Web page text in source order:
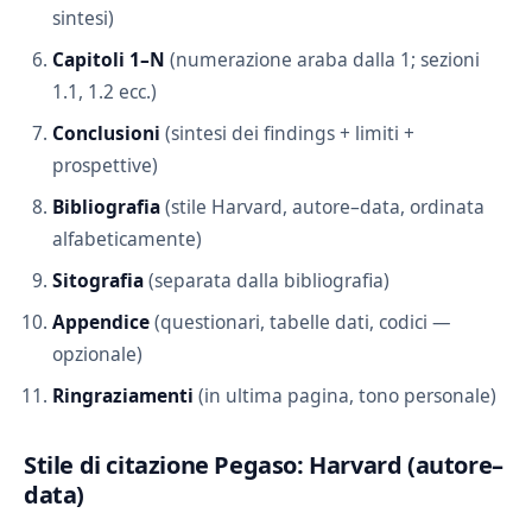
sintesi)
Capitoli 1–N (numerazione araba dalla 1; sezioni
1.1, 1.2 ecc.)
Conclusioni (sintesi dei findings + limiti +
prospettive)
Bibliografia(stile Harvard, autore–data, ordinata
alfabeticamente)
Sitografia(separata dalla bibliografia)
Appendice(questionari, tabelle dati, codici —
opzionale)
Ringraziamenti (in ultima pagina, tono personale)
Stile di citazione Pegaso: Harvard (autore–
data)